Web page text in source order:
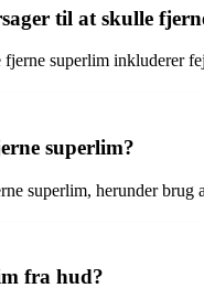
til at skulle
superlim inkluderer
superlim?
superlim, herunder
fra hud?